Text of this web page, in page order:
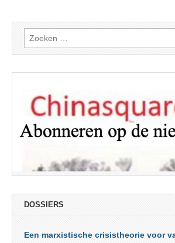
Zoeken
naar:
DOSSIERS
Een marxistische crisistheorie voor